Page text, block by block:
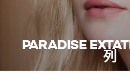
PARADISE
列